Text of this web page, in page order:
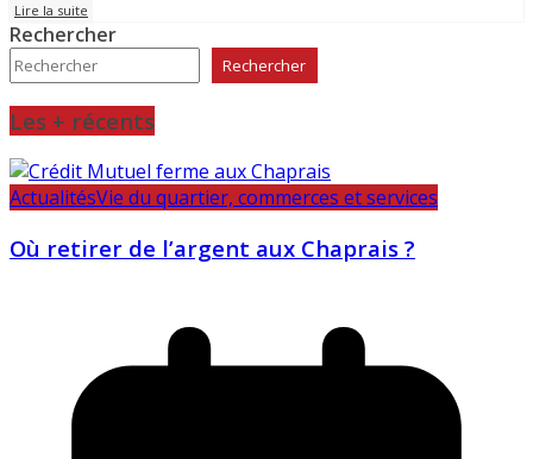
Lire la suite
Rechercher
Rechercher
Les + récents
ActualitésVie du quartier, commerces et services
Où retirer de l’argent aux Chaprais ?